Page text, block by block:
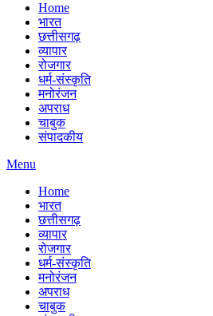
Home
भारत
छत्तीसगढ़
व्यापार
रोजगार
धर्म-संस्कृति
मनोरंजन
अपराध
चाबुक
संपादकीय
Menu
Home
भारत
छत्तीसगढ़
व्यापार
रोजगार
धर्म-संस्कृति
मनोरंजन
अपराध
चाबुक